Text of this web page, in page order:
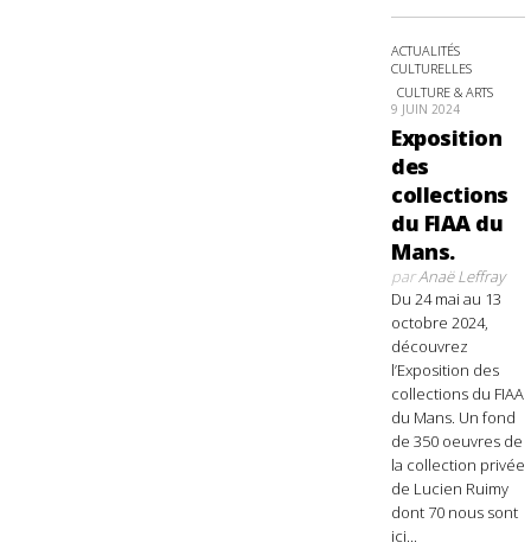
ACTUALITÉS
CULTURELLES
CULTURE & ARTS
9 JUIN 2024
Exposition
des
collections
du FIAA du
Mans.
parAnaë Leffray
Du 24 mai au 13
octobre 2024,
découvrez
l’Exposition des
collections du FIAA
du Mans. Un fond
de 350 oeuvres de
la collection privée
de Lucien Ruimy
dont 70 nous sont
ici...